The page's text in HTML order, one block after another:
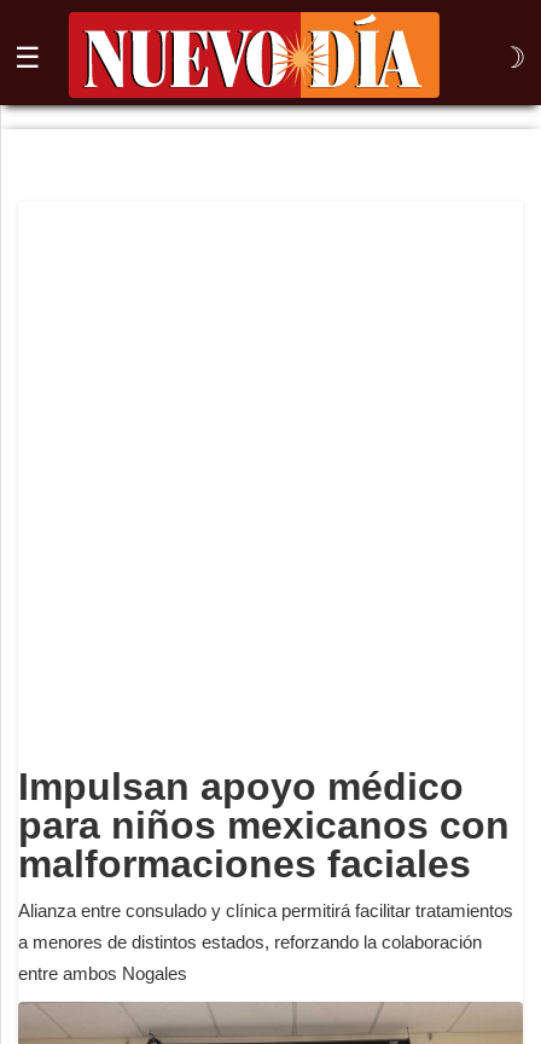
☰ ☽
⌕
Impulsan apoyo médico
para niños mexicanos con
malformaciones faciales
Alianza entre consulado y clínica permitirá facilitar tratamientos
a menores de distintos estados, reforzando la colaboración
entre ambos Nogales